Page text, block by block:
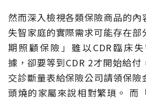
然而深入檢視各類保險商品的內
失智家庭的實際需求可能存在部
期照顧保險」雖以CDR臨床
據，卻要等到CDR 2才開始給付
交診斷量表給保險公司請領保險
頭燒的家屬來說相對繁瑣。 而